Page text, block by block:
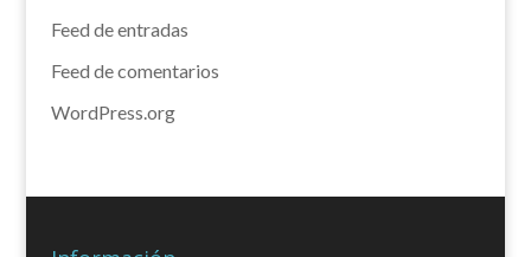
Feed de entradas
Feed de comentarios
WordPress.org